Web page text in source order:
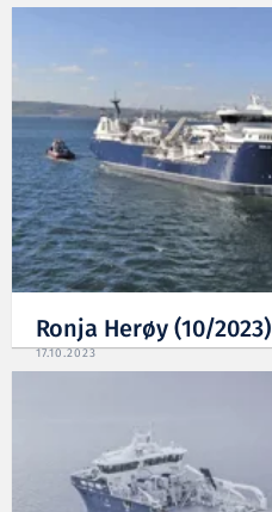
Ronja Herøy (10/2023)
17.10.2023